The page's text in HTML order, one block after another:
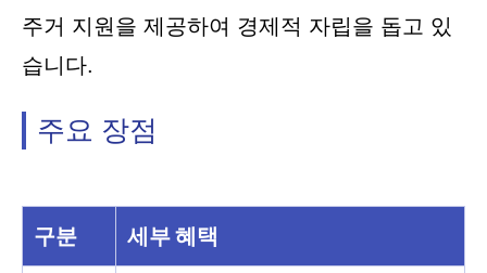
주거 지원을 제공하여 경제적 자립을 돕고 있
습니다.
주요 장점
구분 세부 혜택